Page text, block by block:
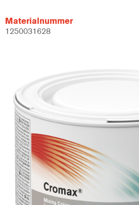
Materialnummer
1250031628